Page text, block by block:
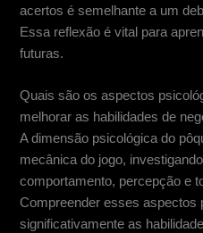
acertos é semelhante a um
Essa reflexão é vital para
futuras.
Quais são os aspectos
melhorar as habilidades de
A dimensão psicológica do
mecânica do jogo,
comportamento, percepção e
Compreender esses aspectos
significativamente as